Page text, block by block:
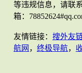
等违规信息，请联
箱：
友情链接： 搜外友
航网 ， 终极导航，